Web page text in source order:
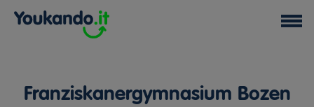
Franziskanergymnasium Bozen